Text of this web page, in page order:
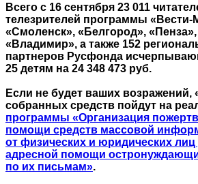
Всего с 16 сентября 23 011
телезрителей программы «Вести-
«Смоленск», «Белгород»,
«Владимир», а также 152
партнеров Русфонда
25 детям на 24 348 473 руб.
Если не будет ваших возражений,
собранных средств пойдут на
программы «Организация
помощи средств массовой
от физических и юридических лиц
адресной помощи
по их письмам».